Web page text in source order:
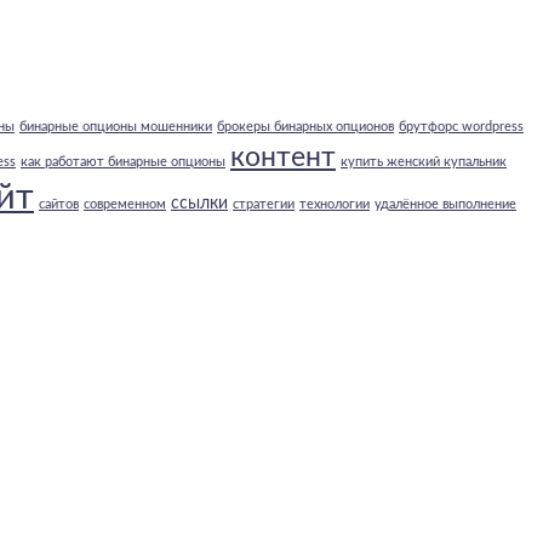
бинарные опционы мошенники брокеры бинарных опционов брутфорс wordpress
как работают бинарные опционы контент купить женский купальник
сайтов современном ссылки стратегии технологии удалённое выполнение